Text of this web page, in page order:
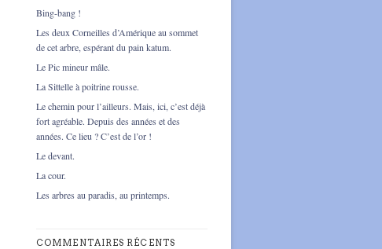
Bing-bang !
Les deux Corneilles d’Amérique au sommet
de cet arbre, espérant du pain katum.
Le Pic mineur mâle.
La Sittelle à poitrine rousse.
Le chemin pour l’ailleurs. Mais, ici, c’est déjà
fort agréable. Depuis des années et des
années. Ce lieu ? C’est de l’or !
Le devant.
La cour.
Les arbres au paradis, au printemps.
COMMENTAIRES RÉCENTS